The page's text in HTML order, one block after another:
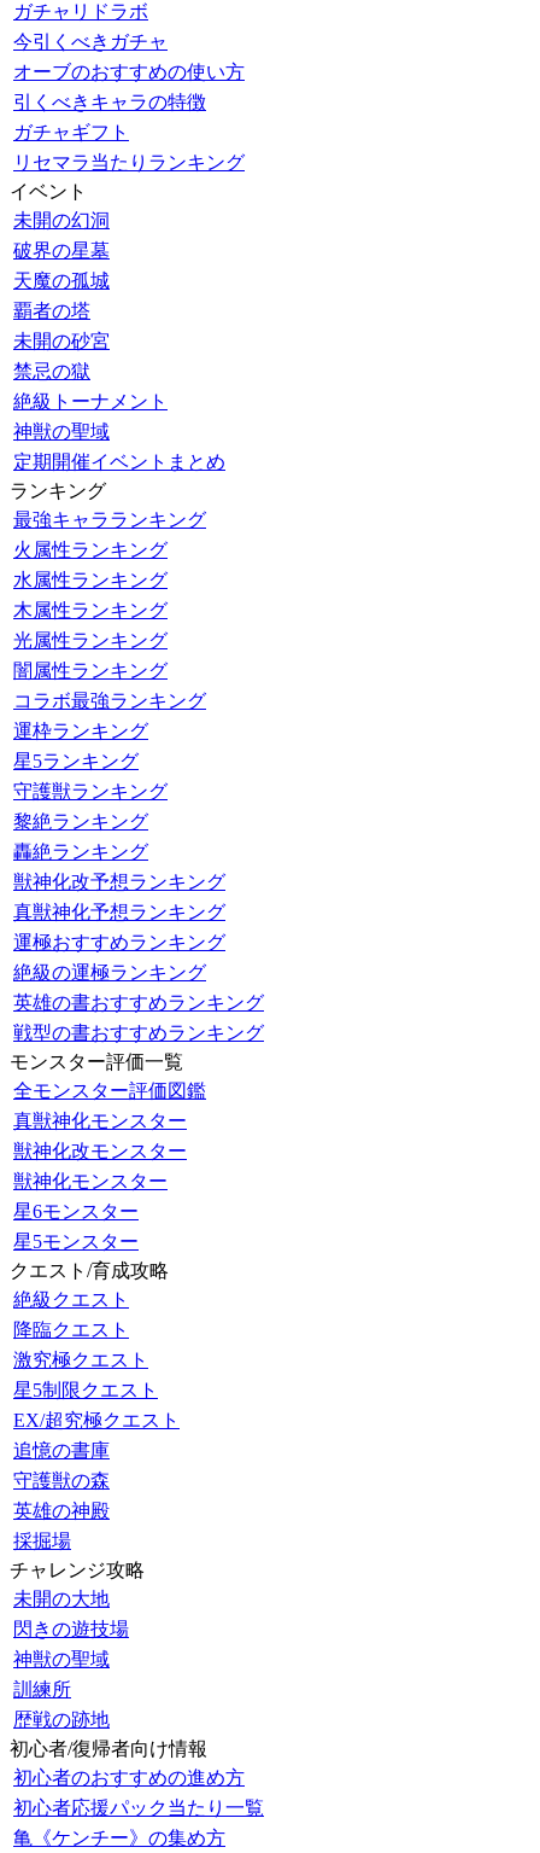
ガチャリドラボ
今引くべきガチャ
オーブのおすすめの使い方
引くべきキャラの特徴
ガチャギフト
リセマラ当たりランキング
イベント
未開の幻洞
破界の星墓
天魔の孤城
覇者の塔
未開の砂宮
禁忌の獄
絶級トーナメント
神獣の聖域
定期開催イベントまとめ
ランキング
最強キャラランキング
火属性ランキング
水属性ランキング
木属性ランキング
光属性ランキング
闇属性ランキング
コラボ最強ランキング
運枠ランキング
星5ランキング
守護獣ランキング
黎絶ランキング
轟絶ランキング
獣神化改予想ランキング
真獣神化予想ランキング
運極おすすめランキング
絶級の運極ランキング
英雄の書おすすめランキング
戦型の書おすすめランキング
モンスター評価一覧
全モンスター評価図鑑
真獣神化モンスター
獣神化改モンスター
獣神化モンスター
星6モンスター
星5モンスター
クエスト/育成攻略
絶級クエスト
降臨クエスト
激究極クエスト
星5制限クエスト
EX/超究極クエスト
追憶の書庫
守護獣の森
英雄の神殿
採掘場
チャレンジ攻略
未開の大地
閃きの遊技場
神獣の聖域
訓練所
歴戦の跡地
初心者/復帰者向け情報
初心者のおすすめの進め方
初心者応援パック当たり一覧
亀《ケンチー》の集め方